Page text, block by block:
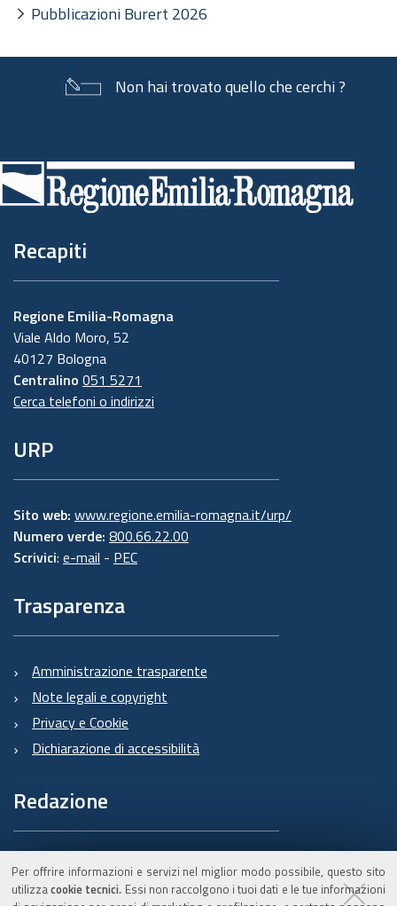
Per offrire informazioni e servizi nel miglior modo possibile, questo sito
utilizzacookie tecnici. Essi non raccolgono i tuoi dati e le tue informazioni
Pubblicazioni Burert 2026
Non hai trovato quello che cerchi ?
di
pagina
Recapiti
Regione Emilia-Romagna
Viale Aldo Moro, 52
40127 Bologna
Centralino 051 5271
Cerca telefoni o indirizzi
URP
Sito web: www.regione.emilia-romagna.it/urp/
Numero verde: 800.66.22.00
Scrivici: e-mail - PEC
Trasparenza
Amministrazione trasparente
Note legali e copyright
Privacy e Cookie
Dichiarazione di accessibilità
Redazione
Informazioni sul Burert
e contatti